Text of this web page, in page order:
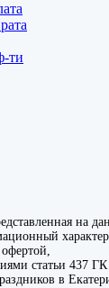
ти
на
статьи 437
в